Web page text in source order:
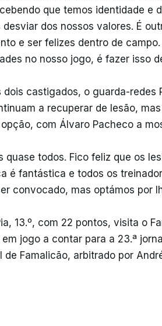
que temos identidade e
desviar dos nossos valores. É
e ser felizes dentro de
no nosso jogo, é fazer isso
dois castigados, o guarda-
a recuperar de lesão,
com Álvaro Pacheco a
quase todos. Fico feliz que os
é fantástica e todos os
convocado, mas optámos por
13.º, com 22 pontos, visita o
em jogo a contar para a 23.ª
de Famalicão, arbitrado por